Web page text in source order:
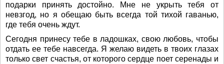
подарки принять достойно. Мне не укрыть тебя от
невзгод, но я обещаю быть всегда той тихой гаванью,
где тебя очень ждут.
Сегодня принесу тебе в ладошках, свою любовь, чтобы
отдать ее тебе навсегда. Я желаю видеть в твоих глазах
только свет счастья, от которого сердце поет серенады и